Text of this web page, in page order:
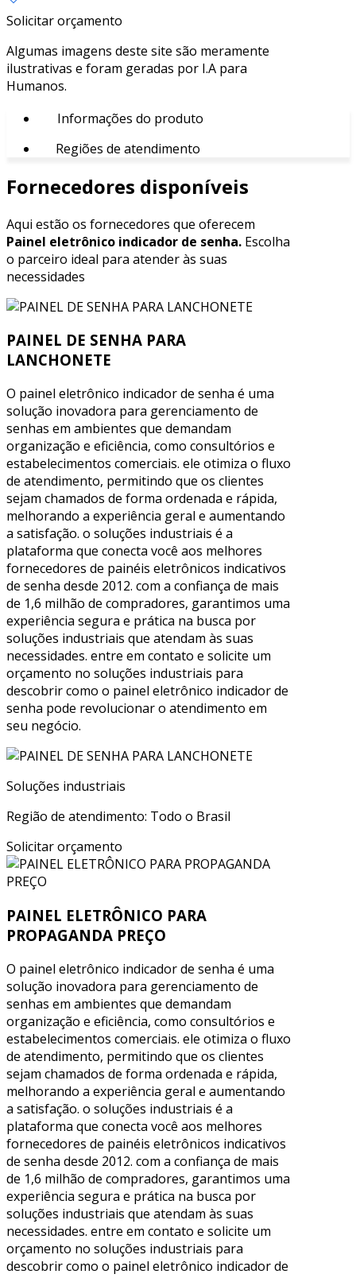
Solicitar orçamento
Algumas imagens deste site são meramente
ilustrativas e foram geradas por I.A para
Humanos.
Informações do produto
Regiões de atendimento
Fornecedores disponíveis
Aqui estão os fornecedores que oferecem
Painel eletrônico indicador de senha. Escolha
o parceiro ideal para atender às suas
necessidades
PAINEL DE SENHA PARA
LANCHONETE
O painel eletrônico indicador de senha é uma
solução inovadora para gerenciamento de
senhas em ambientes que demandam
organização e eficiência, como consultórios e
estabelecimentos comerciais. ele otimiza o fluxo
de atendimento, permitindo que os clientes
sejam chamados de forma ordenada e rápida,
melhorando a experiência geral e aumentando
a satisfação. o soluções industriais é a
plataforma que conecta você aos melhores
fornecedores de painéis eletrônicos indicativos
de senha desde 2012. com a confiança de mais
de 1,6 milhão de compradores, garantimos uma
experiência segura e prática na busca por
soluções industriais que atendam às suas
necessidades. entre em contato e solicite um
orçamento no soluções industriais para
descobrir como o painel eletrônico indicador de
senha pode revolucionar o atendimento em
seu negócio.
Soluções industriais
Região de atendimento: Todo o Brasil
Solicitar orçamento
PAINEL ELETRÔNICO PARA
PROPAGANDA PREÇO
O painel eletrônico indicador de senha é uma
solução inovadora para gerenciamento de
senhas em ambientes que demandam
organização e eficiência, como consultórios e
estabelecimentos comerciais. ele otimiza o fluxo
de atendimento, permitindo que os clientes
sejam chamados de forma ordenada e rápida,
melhorando a experiência geral e aumentando
a satisfação. o soluções industriais é a
plataforma que conecta você aos melhores
fornecedores de painéis eletrônicos indicativos
de senha desde 2012. com a confiança de mais
de 1,6 milhão de compradores, garantimos uma
experiência segura e prática na busca por
soluções industriais que atendam às suas
necessidades. entre em contato e solicite um
orçamento no soluções industriais para
descobrir como o painel eletrônico indicador de